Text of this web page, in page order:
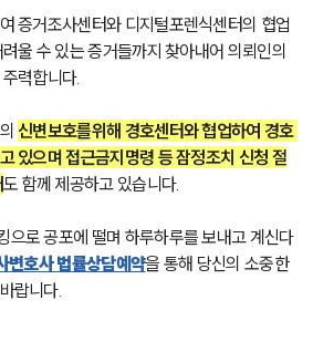
대륜법률상담예약
증거조사센터와 디지털포렌식센터의 협업
울 수 있는 증거들까지 찾아내어 의뢰인의
력합니다.
신변보호를위해 경호센터와 협업하여 경호
있으며 접근금지명령 등 잠정조치 신청 절
도 함께 제공하고 있습니다.
으로 공포에 떨며 하루하루를 보내고 계신다
변호사 법률상담예약을 통해 당신의 소중한
랍니다.